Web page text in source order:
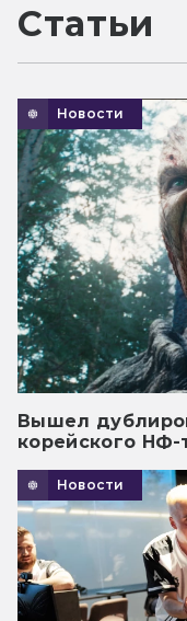
Статьи
Новости
Вышел
корейского
Новости